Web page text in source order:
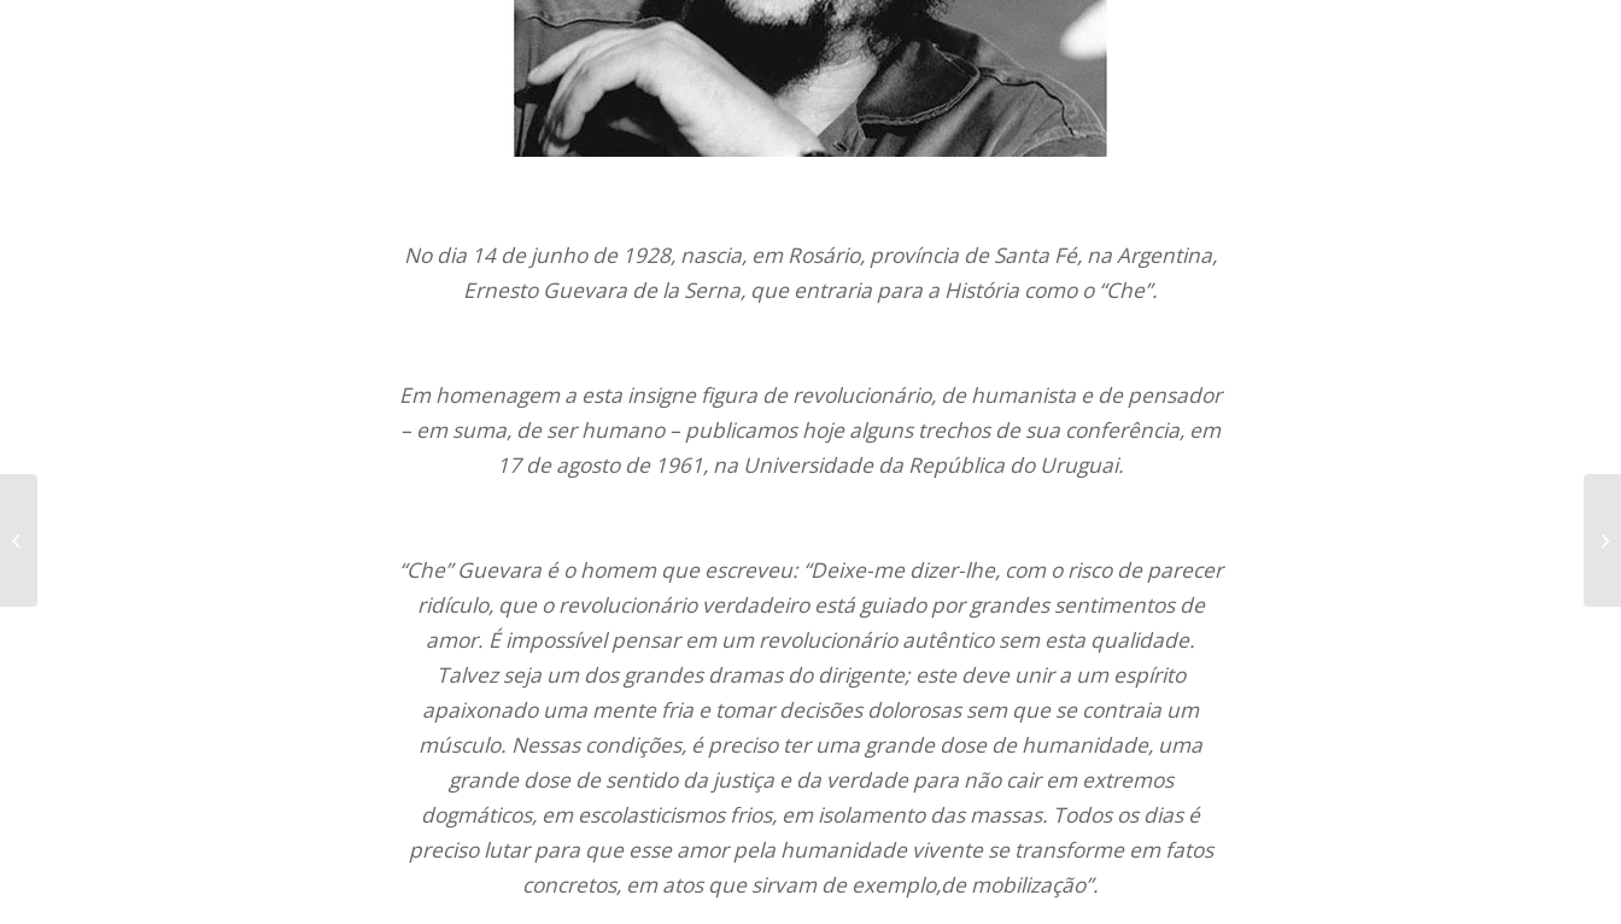
No dia 14 de junho de 1928, nascia, em Rosário, província de Santa Fé, na Argentina,
Ernesto Guevara de la Serna, que entraria para a História como o “Che”.
Em homenagem a esta insigne figura de revolucionário, de humanista e de pensador
– em suma, de ser humano – publicamos hoje alguns trechos de sua conferência, em
17 de agosto de 1961, na Universidade da República do Uruguai.
“Che” Guevara é o homem que escreveu: “Deixe-me dizer-lhe, com o risco de parecer
ridículo, que o revolucionário verdadeiro está guiado por grandes sentimentos de
amor. É impossível pensar em um revolucionário autêntico sem esta qualidade.
Talvez seja um dos grandes dramas do dirigente; este deve unir a um espírito
apaixonado uma mente fria e tomar decisões dolorosas sem que se contraia um
músculo. Nessas condições, é preciso ter uma grande dose de humanidade, uma
grande dose de sentido da justiça e da verdade para não cair em extremos
dogmáticos, em escolasticismos frios, em isolamento das massas. Todos os dias é
preciso lutar para que esse amor pela humanidade vivente se transforme em fatos
concretos, em atos que sirvam de exemplo,de mobilização”.